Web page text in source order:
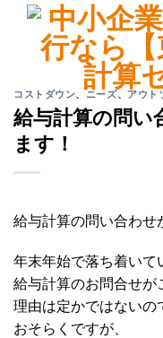
content
コストダウン、ニーズ、 アウト
給与計算の問い
ます！
給与計算の問い合わせ
年末年始で落ち着いて
給与計算のお問合せが
理由は定かではないの
おそらくですが、